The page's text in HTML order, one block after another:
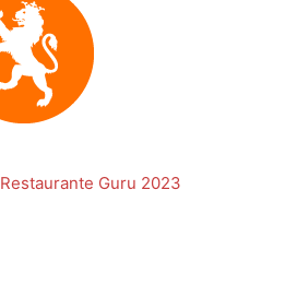
Restaurante Guru 2023